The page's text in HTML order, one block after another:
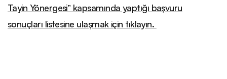
Tayin Yönergesi” kapsamında yaptığı başvuru
sonuçları listesine ulaşmak için tıklayın.